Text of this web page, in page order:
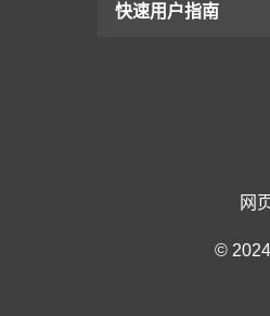
快速用户指南
网
©